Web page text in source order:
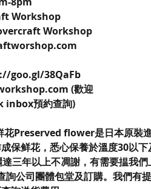
Workshop
Workshop
goo.gl/38QaFb
(歡迎
預約查詢)
Preserved flower是日本原裝進
保鲜花，悉心保養於溫度30以下
三年以上不凋謝，有需要揾我們
公司團體包堂及訂購。我們有